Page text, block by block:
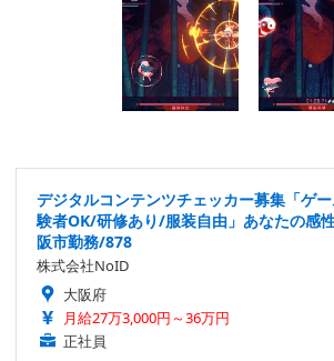
デジタルコンテンツチェッカー募集「ゲ
験者OK/研修あり/服装自由」あなたの感
阪市勤務/878
株式会社NoID
大阪府
月給27万3,000円～36万円
正社員